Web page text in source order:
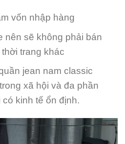
vốn nhập hàng
nên sẽ không phải bán
trang khác
jean nam classic
xã hội và đa phần
kinh tế ổn định.